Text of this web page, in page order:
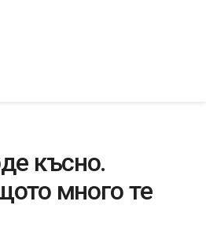
късно.
много те